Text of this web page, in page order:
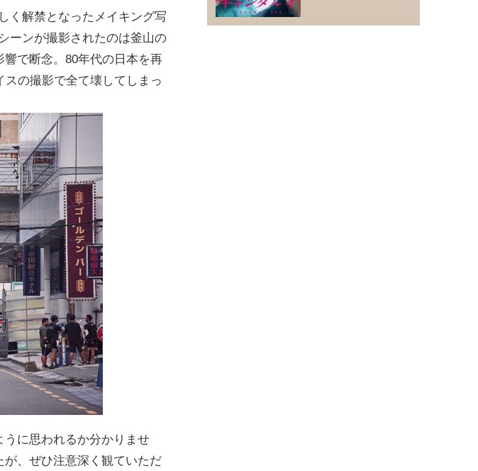
く解禁となったメイキング写
ーンが撮影されたのは釜山の
で断念。80年代の日本を再
の撮影で全て壊してしまっ
に思われるか分かりませ
、ぜひ注意深く観ていただ